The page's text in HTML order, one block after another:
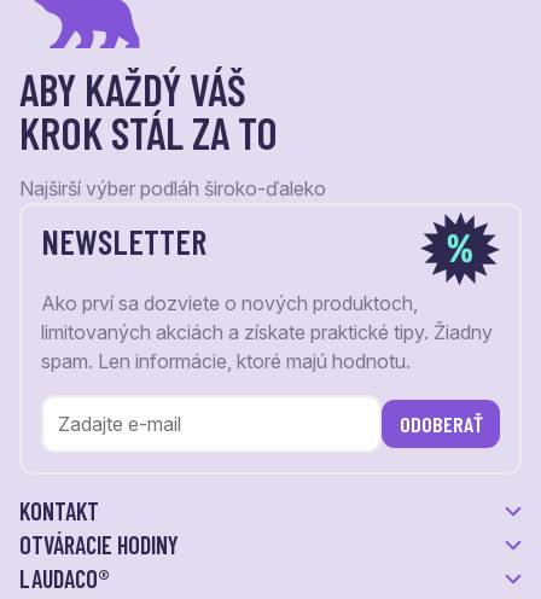
ABY KAŽDÝ VÁŠ
KROK STÁL ZA TO
Najširší výber podláh široko-ďaleko
NEWSLETTER
Ako prví sa dozviete o nových produktoch,
limitovaných akciách a získate praktické tipy. Žiadny
spam. Len informácie, ktoré majú hodnotu.
ODOBERAŤ
KONTAKT
OTVÁRACIE HODINY
LAUDACO®